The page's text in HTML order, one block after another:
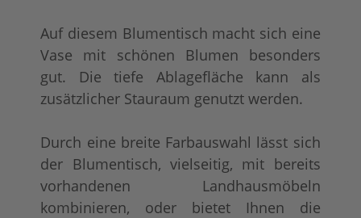
tief gebürstet
+ 182,00 € Konfigurator
+ 151,00 €
Auf diesem Blumentisch macht sich eine
Vase mit schönen Blumen besonders
gut. Die tiefe Ablagefläche kann als
zusätzlicher Stauraum genutzt werden.
Durch eine breite Farbauswahl lässt sich
der Blumentisch, vielseitig, mit bereits
vorhandenen Landhausmöbeln
kombinieren, oder bietet Ihnen die